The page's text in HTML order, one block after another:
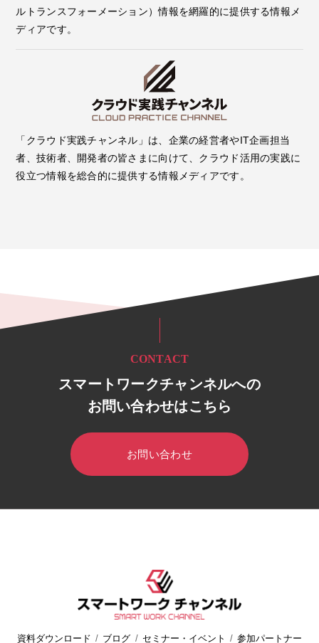
ルトランスフォーメーション）情報を網羅的に提供する情報メ
ディアです。
「クラウド実践チャンネル」は、企業の経営者やIT企画担当
者、技術者、開発者の皆さまに向けて、クラウド活用の実践に
役立つ情報を総合的に提供する情報メディアです。
CONTACT
スマートワークチャンネルへの
お問い合わせはこちら
お問い合わせ
資料ダウンロード ブログ セミナー・イベント 参加パートナー